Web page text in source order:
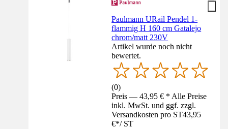
Paulmann URail Pendel 1-
flammig H 160 cm Gatalejo
chrom/matt 230V
Artikel wurde noch nicht
bewertet.
(0)
Preis — 43,95 € * Alle Preise
inkl. MwSt. und ggf. zzgl.
Versandkosten pro ST43,95
€*/ ST